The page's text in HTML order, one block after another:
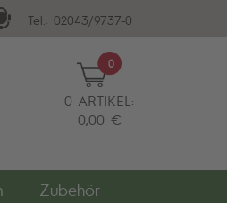
Tel.: 02043/9737-0
0
0 ARTIKEL:
0,00 €
Zubehör